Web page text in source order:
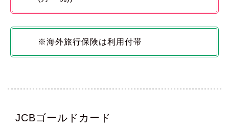
※海外旅行保険は利用付帯
JCBゴールドカード